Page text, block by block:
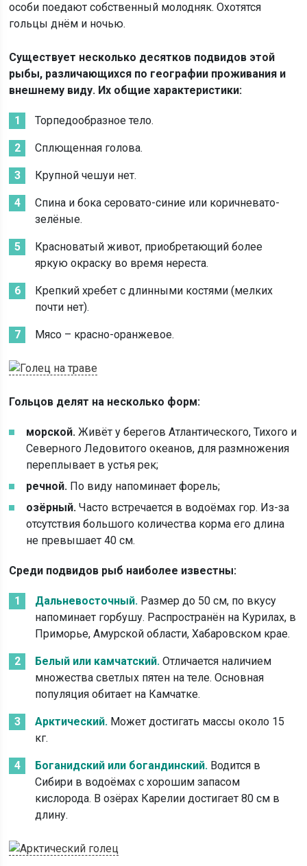
особи поедают собственный молодняк. Охотятся
гольцы днём и ночью.
Существует несколько десятков подвидов этой
рыбы, различающихся по географии проживания и
внешнему виду. Их общие характеристики:
Торпедообразное тело.
Сплющенная голова.
Крупной чешуи нет.
Спина и бока серовато-синие или коричневато-
зелёные.
Красноватый живот, приобретающий более
яркую окраску во время нереста.
Крепкий хребет с длинными костями (мелких
почти нет).
Мясо – красно-оранжевое.
Гольцов делят на несколько форм:
морской. Живёт у берегов Атлантического, Тихого и
Северного Ледовитого океанов, для размножения
переплывает в устья рек;
речной. По виду напоминает форель;
озёрный. Часто встречается в водоёмах гор. Из-за
отсутствия большого количества корма его длина
не превышает 40 см.
Среди подвидов рыб наиболее известны:
Дальневосточный. Размер до 50 см, по вкусу
напоминает горбушу. Распространён на Курилах, в
Приморье, Амурской области, Хабаровском крае.
Белый или камчатский. Отличается наличием
множества светлых пятен на теле. Основная
популяция обитает на Камчатке.
Арктический. Может достигать массы около 15
кг.
Боганидский или богандинский. Водится в
Сибири в водоёмах с хорошим запасом
кислорода. В озёрах Карелии достигает 80 см в
длину.